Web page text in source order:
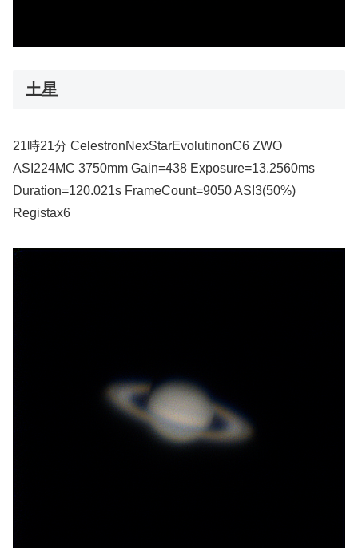
土星
21時21分 CelestronNexStarEvolutinonC6 ZWO
ASI224MC 3750mm Gain=438 Exposure=13.2560ms
Duration=120.021s FrameCount=9050 AS!3(50%)
Registax6